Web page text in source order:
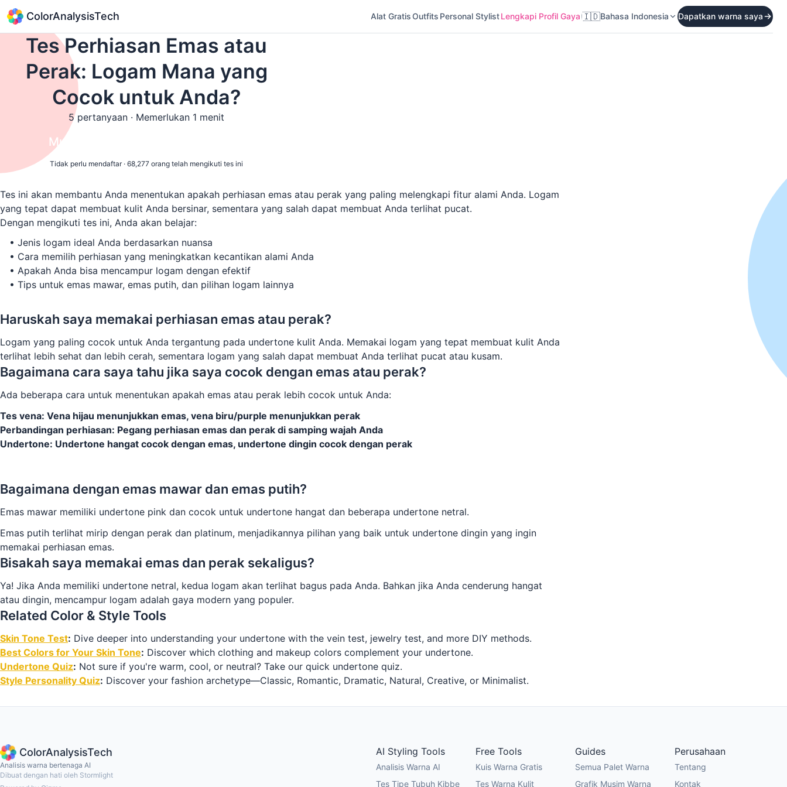
ColorAnalysisTech Alat GratisOutfits Personal StylistLengkapi Profil Gaya🇮🇩Bahasa Indonesia Dapatkan warna saya
Tes Perhiasan Emas atau
Perak: Logam Mana yang
Cocok untuk Anda?
5 pertanyaan · Memerlukan 1 menit
Mulai Tes Emas atau Perak Gratis
Tidak perlu mendaftar · 68,277 orang telah mengikuti tes ini
Tes ini akan membantu Anda menentukan apakah perhiasan emas atau perak yang paling melengkapi fitur alami Anda. Logam
yang tepat dapat membuat kulit Anda bersinar, sementara yang salah dapat membuat Anda terlihat pucat.
Dengan mengikuti tes ini, Anda akan belajar:
• Jenis logam ideal Anda berdasarkan nuansa
• Cara memilih perhiasan yang meningkatkan kecantikan alami Anda
• Apakah Anda bisa mencampur logam dengan efektif
• Tips untuk emas mawar, emas putih, dan pilihan logam lainnya
Haruskah saya memakai perhiasan emas atau perak?
Logam yang paling cocok untuk Anda tergantung pada undertone kulit Anda. Memakai logam yang tepat membuat kulit Anda
terlihat lebih sehat dan lebih cerah, sementara logam yang salah dapat membuat Anda terlihat pucat atau kusam.
Bagaimana cara saya tahu jika saya cocok dengan emas atau perak?
Ada beberapa cara untuk menentukan apakah emas atau perak lebih cocok untuk Anda:
Tes vena: Vena hijau menunjukkan emas, vena biru/purple menunjukkan perak
Perbandingan perhiasan: Pegang perhiasan emas dan perak di samping wajah Anda
Undertone: Undertone hangat cocok dengan emas, undertone dingin cocok dengan perak
Bagaimana dengan emas mawar dan emas putih?
Emas mawar memiliki undertone pink dan cocok untuk undertone hangat dan beberapa undertone netral.
Emas putih terlihat mirip dengan perak dan platinum, menjadikannya pilihan yang baik untuk undertone dingin yang ingin
memakai perhiasan emas.
Bisakah saya memakai emas dan perak sekaligus?
Ya! Jika Anda memiliki undertone netral, kedua logam akan terlihat bagus pada Anda. Bahkan jika Anda cenderung hangat
atau dingin, mencampur logam adalah gaya modern yang populer.
Related Color & Style Tools
Skin Tone Test: Dive deeper into understanding your undertone with the vein test, jewelry test, and more DIY methods.
Best Colors for Your Skin Tone: Discover which clothing and makeup colors complement your undertone.
Undertone Quiz: Not sure if you're warm, cool, or neutral? Take our quick undertone quiz.
Style Personality Quiz: Discover your fashion archetype—Classic, Romantic, Dramatic, Natural, Creative, or Minimalist.
ColorAnalysisTech
Analisis warna bertenaga AI
Dibuat dengan hati oleh Stormlight
AI Styling Tools
Analisis Warna AI
Tes Tipe Tubuh Kibbe
Free Tools
Kuis Warna Gratis
Tes Warna Kulit
Guides
Semua Palet Warna
Grafik Musim Warna
Perusahaan
Tentang
Kontak